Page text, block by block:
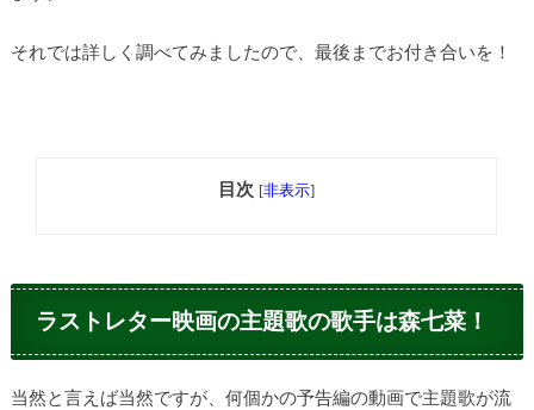
それでは詳しく調べてみましたので、最後までお付き合いを！
目次 [非表示]
ラストレター映画の主題歌の歌手は森七菜！
当然と言えば当然ですが、何個かの予告編の動画で主題歌が流